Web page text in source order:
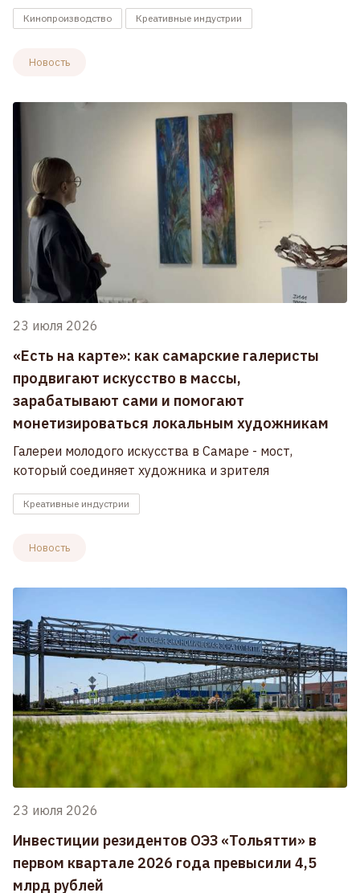
Кинопроизводство Креативные индустрии
Новость
23 июля 2026
«Есть на карте»: как самарские галеристы
продвигают искусство в массы,
зарабатывают сами и помогают
монетизироваться локальным художникам
Галереи молодого искусства в Самаре - мост,
который соединяет художника и зрителя
Креативные индустрии
Новость
23 июля 2026
Инвестиции резидентов ОЭЗ «Тольятти» в
первом квартале 2026 года превысили 4,5
млрд рублей